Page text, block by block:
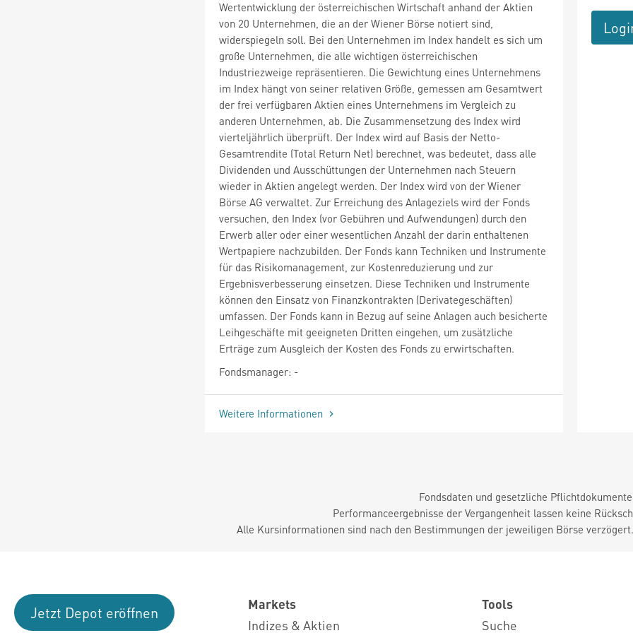
Wertentwicklung der österreichischen Wirtschaft anhand der Aktien
von 20 Unternehmen, die an der Wiener Börse notiert sind,
widerspiegeln soll. Bei den Unternehmen im Index handelt es sich um
große Unternehmen, die alle wichtigen österreichischen
Industriezweige repräsentieren. Die Gewichtung eines Unternehmens
im Index hängt von seiner relativen Größe, gemessen am Gesamtwert
der frei verfügbaren Aktien eines Unternehmens im Vergleich zu
anderen Unternehmen, ab. Die Zusammensetzung des Index wird
vierteljährlich überprüft. Der Index wird auf Basis der Netto-
Gesamtrendite (Total Return Net) berechnet, was bedeutet, dass alle
Dividenden und Ausschüttungen der Unternehmen nach Steuern
wieder in Aktien angelegt werden. Der Index wird von der Wiener
Börse AG verwaltet. Zur Erreichung des Anlageziels wird der Fonds
versuchen, den Index (vor Gebühren und Aufwendungen) durch den
Erwerb aller oder einer wesentlichen Anzahl der darin enthaltenen
Wertpapiere nachzubilden. Der Fonds kann Techniken und Instrumente
für das Risikomanagement, zur Kostenreduzierung und zur
Ergebnisverbesserung einsetzen. Diese Techniken und Instrumente
können den Einsatz von Finanzkontrakten (Derivategeschäften)
umfassen. Der Fonds kann in Bezug auf seine Anlagen auch besicherte
Leihgeschäfte mit geeigneten Dritten eingehen, um zusätzliche
Erträge zum Ausgleich der Kosten des Fonds zu erwirtschaften.
Fondsmanager: -
Weitere Informationen
Fondsdaten und gesetzliche
Performanceergebnisse der Vergangenheit lassen keine
Alle Kursinformationen sind nach den Bestimmungen der jeweiligen Börse
Jetzt Depot eröffnen
Markets
Indizes & Aktien
Tools
Suche